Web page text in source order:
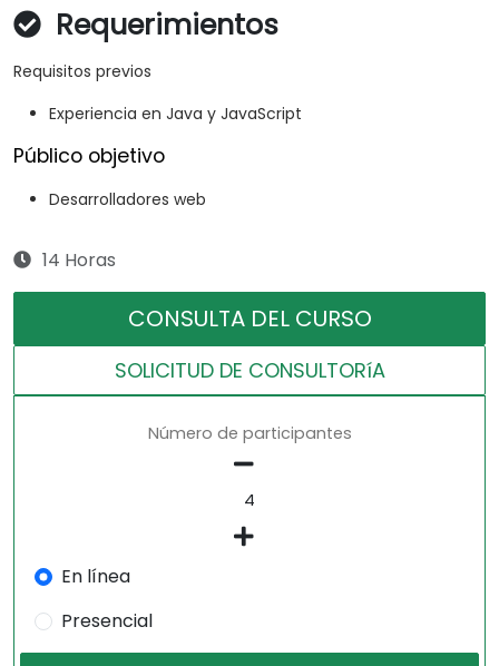
Requerimientos
Requisitos previos
Experiencia en Java y JavaScript
Público objetivo
Desarrolladores web
14 Horas
CONSULTA DEL CURSO
SOLICITUD DE CONSULTORíA
Número de participantes
En línea
Presencial